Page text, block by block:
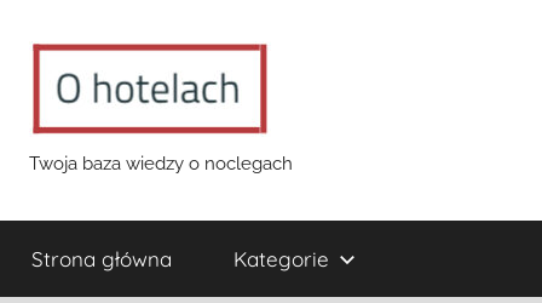
o-
hotelach.pl
Twoja baza wiedzy o noclegach
Strona główna Kategorie